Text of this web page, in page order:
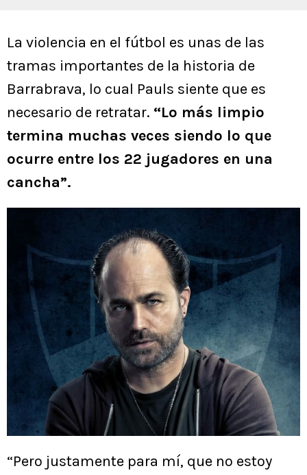
La violencia en el fútbol es unas de las
tramas importantes de la historia de
Barrabrava, lo cual Pauls siente que es
necesario de retratar. “Lo más limpio
termina muchas veces siendo lo que
ocurre entre los 22 jugadores en una
cancha”.
“Pero justamente para mí, que no estoy